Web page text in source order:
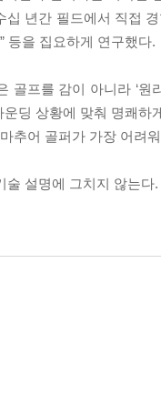
십 년간 필드에서 직접
등을 집요하게 연구했다.
골프를 감이 아니라 ‘
딩 상황에 맞춰 명쾌
추어 골퍼가 가장 어려
술 설명에 그치지 않는